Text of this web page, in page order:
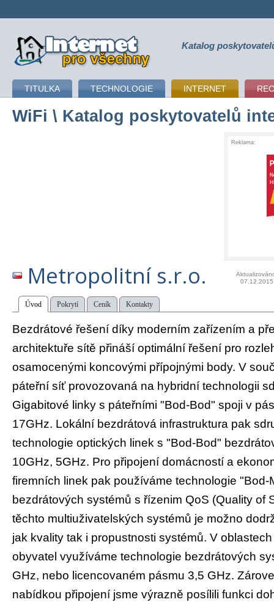
připojení k internetu Katalog
TITULKA TECHNOLOGIE INTERNET
WiFi \ Katalog poskytovatelů
Reklama:
Metropolitní s.r.o.
07.12.2015
Úvod Pokrytí Ceník Kontakty
Bezdrátové řešení díky moderním zařízením a
architektuře sítě přináší optimální řešení pro
osamocenými koncovými přípojnými body. V
páteřní síť provozovaná na hybridní technologii
Gigabitové linky s páteřními "Bod-Bod" spoji v
17GHz. Lokální bezdrátová infrastruktura pak
technologie optických linek s "Bod-Bod"
10GHz, 5GHz. Pro připojení domácností a
firemních linek pak používáme technologie "Bod-
bezdrátových systémů s řízenim QoS (Quality of
těchto multiuživatelských systémů je možno
jak kvality tak i propustnosti systémů. V
obyvatel využíváme technologie bezdrátových
GHz, nebo licencovaném pásmu 3,5 GHz.
nabídkou připojení jsme výrazně posílili funkci